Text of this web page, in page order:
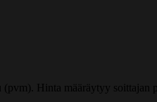
Hinta määräytyy soittajan